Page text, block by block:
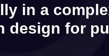
in a
design for